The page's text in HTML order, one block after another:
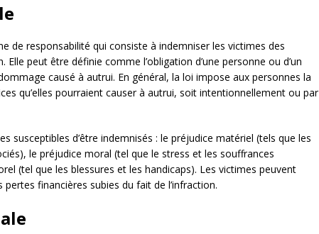
de responsabilité qui consiste à indemniser les victimes des
peut être définie comme l’obligation d’une personne ou d’un
causé à autrui. En général, la loi impose aux personnes la
qu’elles pourraient causer à autrui, soit intentionnellement ou par
susceptibles d’être indemnisés : le préjudice matériel (tels que les
le préjudice moral (tel que le stress et les souffrances
(tel que les blessures et les handicaps). Les victimes peuvent
financières subies du fait de l’infraction.